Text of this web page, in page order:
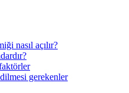
nasıl açılır?
gerekenler